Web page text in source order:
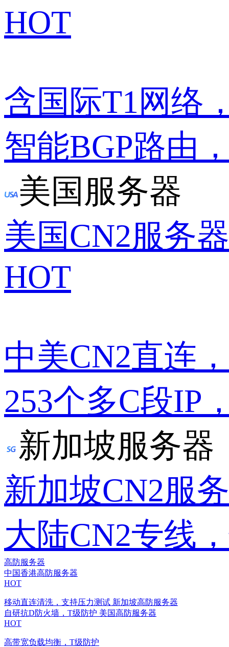
HOT
含国际T1网络
智能BGP路由
美国服务器
美国CN2服务器
HOT
中美CN2直连
253个多C段IP
新加坡服务器
新加坡CN2服
大陆CN2专线
高防服务器
中国香港高防服务器
HOT
移动直连清洗，支持压力测试 新加坡高防服务器
自研抗D防火墙，T级防护 美国高防服务器
HOT
高带宽负载均衡，T级防护